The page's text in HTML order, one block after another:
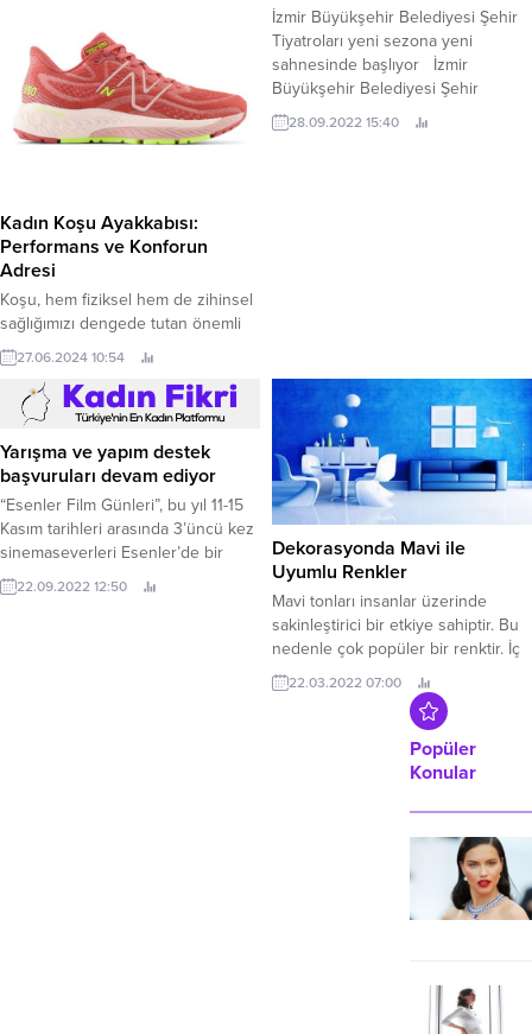
Kadın Koşu Ayakkabısı:
Performans ve Konforun
Adresi
Koşu, hem fiziksel hem de zihinsel
sağlığımızı dengede tutan önemli
aktiviteler arasında yer alıyor.
Ancak, doğru ekipman olmadan
koşunun bize sağladığı faydalarını
tam anlamıyla yaşayamayız. Kadın
koşu ayakkabısı, koşu
performansınızı artırmak ve
sakatlanma riskini azaltmak için
önemli bir role sahiptir. Hadi gelin
koşu ayakkabı modelleri, kadın
koşu ayakkabı fiyatları ve...
27.06.2024 10:54
İzmir Büyükşehir Belediyesi Şehir
Tiyatroları yeni sezona yeni
sahnesinde başlıyor İzmir
Büyükşehir Belediyesi Şehir
Tiyatroları Ekim ayında her yaştan
seyirciye hitap edecek yeni
28.09.2022 15:40
Yarışma ve yapım destek
başvuruları devam ediyor
“Esenler Film Günleri”, bu yıl 11-15
Kasım tarihleri arasında 3’üncü kez
sinemaseverleri Esenler’de bir
araya getirecek.
22.09.2022 12:50
Dekorasyonda Mavi ile
Uyumlu Renkler
Mavi tonları insanlar üzerinde
sakinleştirici bir etkiye sahiptir. Bu
nedenle çok popüler bir renktir. İç
tasarımda mavinin her tonu çok
güzel bir görüntü elde ediyor.
Berrak gökyüzünün ve temiz
suların sakin ve yaratıcı renklerinin
birçok alanda ilham kaynağı olduğu
kullanılan mavinin tonları duyuları
sakinleştirir. Mavi sıcak...
22.03.2022 07:00
Popüler
Konular